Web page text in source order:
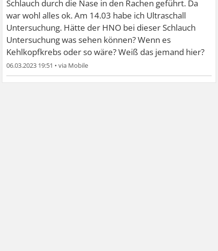
Schlauch durch die Nase in den Rachen geführt. Da
war wohl alles ok. Am 14.03 habe ich Ultraschall
Untersuchung. Hätte der HNO bei dieser Schlauch
Untersuchung was sehen können? Wenn es
Kehlkopfkrebs oder so wäre? Weiß das jemand hier?
06.03.2023 19:51 •